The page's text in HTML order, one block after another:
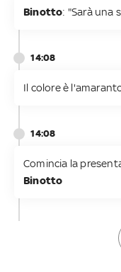
Binotto: "Sarà una
14:08
Il colore è
14:08
Comincia la
Binotto